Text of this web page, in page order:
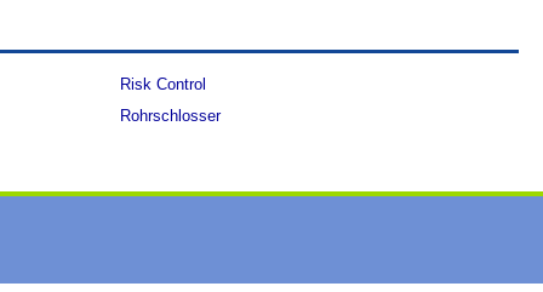
Risk Control
Rohrschlosser